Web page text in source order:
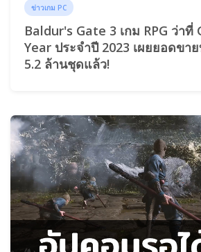
ข่าวเกม PC
Baldur's Gate 3 เกม RPG ว่าที่
Year ประจำปี 2023 เผยยอดขา
5.2 ล้านชุดแล้ว!